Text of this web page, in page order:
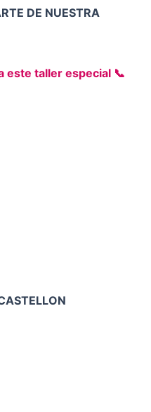
DE NUESTRA
este taller especial 📞